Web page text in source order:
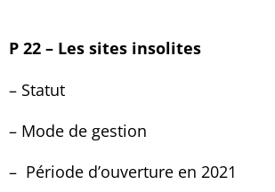
P 22 – Les sites insolites
– Statut
– Mode de gestion
– Période d’ouverture en 2021